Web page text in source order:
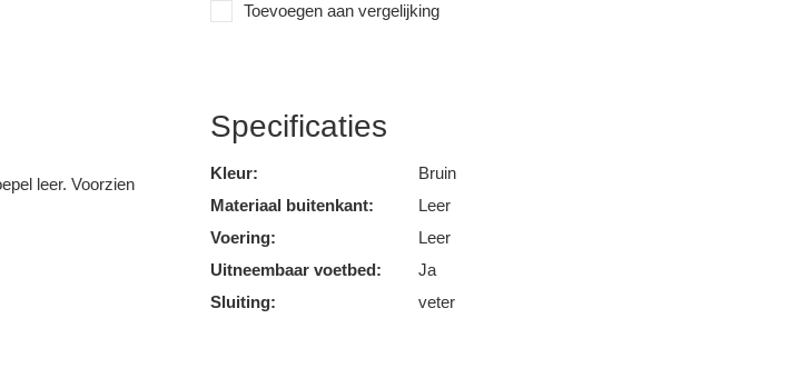
Toevoegen aan vergelijking
leer. Voorzien
Specificaties
Kleur:
Bruin
Materiaal buitenkant:
Leer
Voering:
Leer
Uitneembaar voetbed:
Ja
Sluiting:
veter